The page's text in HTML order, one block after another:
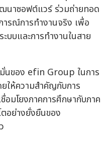
นาซอฟต์แวร์ ร่วมถ่ายทอด
รณ์การทำงานจริง เพื่อ
ะบบและการทำงานในสาย
นของ efin Group ในการ
ยให้ความสำคัญกับการ
มโยงภาคการศึกษากับภาค
อย่างยั่งยืนของ